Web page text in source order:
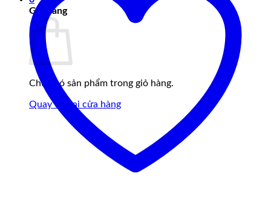
Giỏ hàng
Chưa có sản phẩm trong giỏ hàng.
Quay trở lại cửa hàng